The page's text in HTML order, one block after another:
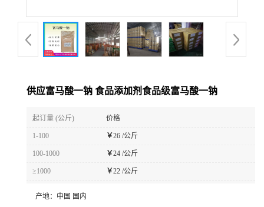
供应富马酸一钠 食品添加剂食品级富马酸一钠
起订量 (公斤) 价格
1-100 ￥26 /公斤
100-1000 ￥24 /公斤
≥1000 ￥22 /公斤
产地： 中国 国内